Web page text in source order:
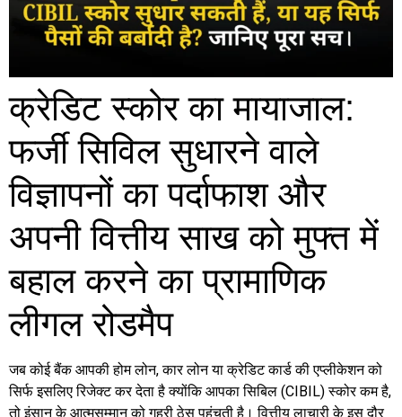
क्रेडिट स्कोर का मायाजाल:
फर्जी सिविल सुधारने वाले
विज्ञापनों का पर्दाफाश और
अपनी वित्तीय साख को मुफ्त में
बहाल करने का प्रामाणिक
लीगल रोडमैप
जब कोई बैंक आपकी होम लोन, कार लोन या क्रेडिट कार्ड की एप्लीकेशन को
सिर्फ इसलिए रिजेक्ट कर देता है क्योंकि आपका सिबिल (CIBIL) स्कोर कम है,
तो इंसान के आत्मसम्मान को गहरी ठेस पहुंचती है। वित्तीय लाचारी के इस दौर